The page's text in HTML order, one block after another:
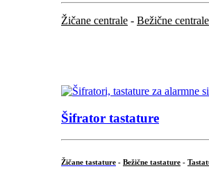
Žičane centrale - Bežične centrale
Šifrator tastature
Žičane tastature - Bežične tastature -